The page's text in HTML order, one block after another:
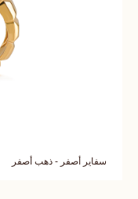
سفاير أصفر - ذهب أصفر